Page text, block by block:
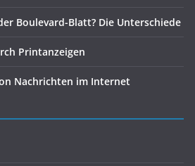
Boulevard-Blatt? Die Unterschiede
Printanzeigen
Nachrichten im Internet